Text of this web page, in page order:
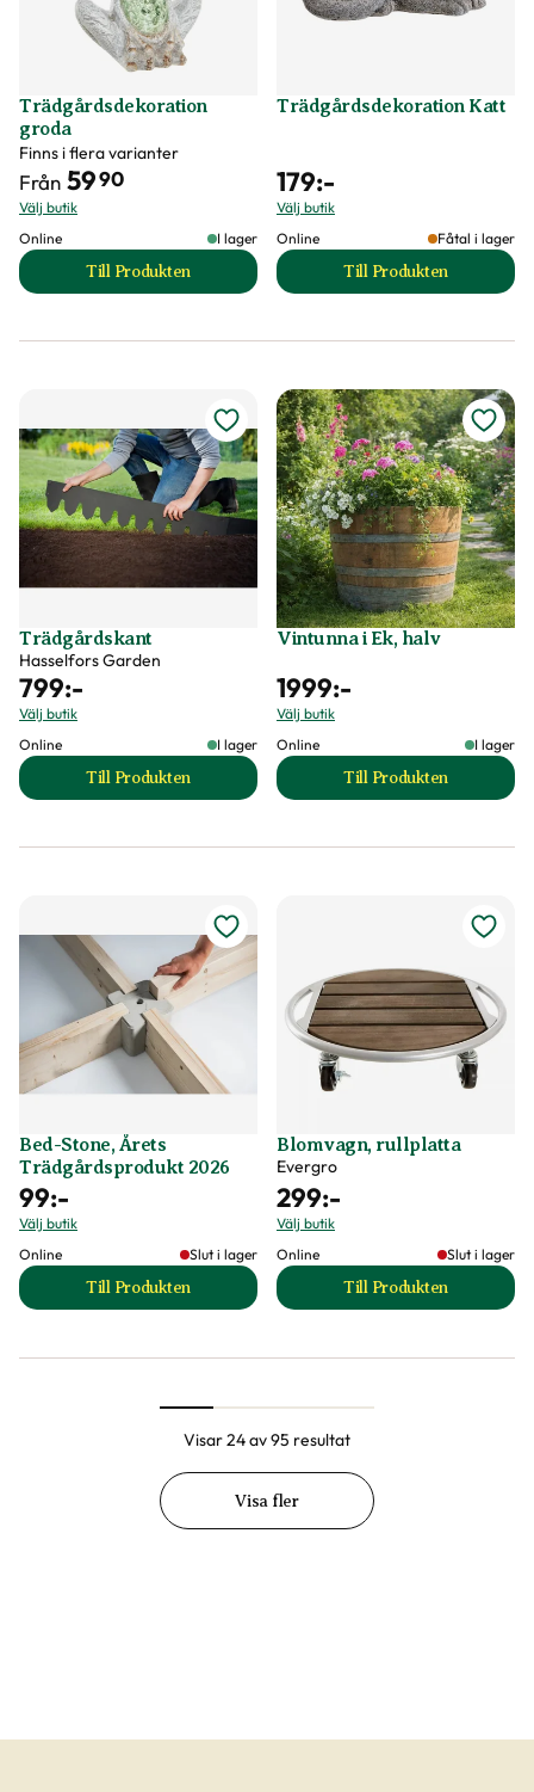
Trädgårdsdekoration
groda
Finns i flera varianter
Från 5990
Välj butik
Online
I lager
Till Produkten
till Trädgårdsdekoration groda produktsida
Trädgårdsdekoration Katt
179:-
Välj butik
Online
Fåtal i lager
Till Produkten
till
Trädgårdskant
Hasselfors Garden
799:-
Välj butik
Online
I lager
Till Produkten
till Trädgårdskant produktsida
Vintunna i Ek, halv
1999:-
Välj butik
Online
I lager
Till Produkten
till Vintunna i Ek,
Bed-Stone, Årets
Trädgårdsprodukt 2026
99:-
Välj butik
Online
Slut i lager
Till Produkten
till Bed-Stone, Årets Trädgårdsprodukt 2026
Blomvagn, rullplatta
Evergro
299:-
Välj butik
Online
Slut i lager
Till Produkten
till Blomvagn,
Visar 24 av 95 resultat
Visa fler